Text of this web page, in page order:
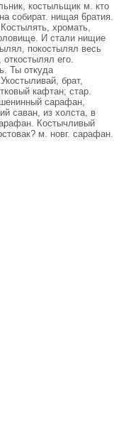
костыльщик м. кто
собират. нищая 6ратия.
хромать,
И стали нищие
покостылял весь
его.
Ты откуда
брат,
кафтан; стар.
сарафан,
саван, из холста, в
Костычливый
м. новг. сарафан.